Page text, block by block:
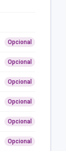
Opcional
Opcional
Opcional
Opcional
Opcional
Opcional